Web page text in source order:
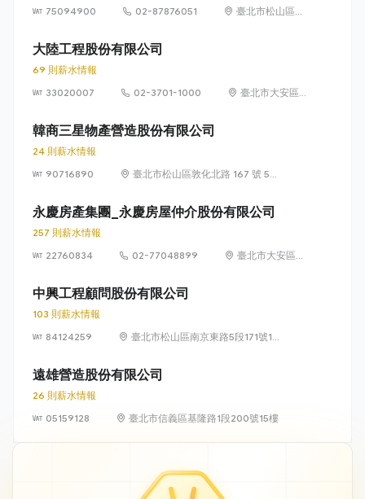
75094900
02-87876051
臺北市松山區東
大陸工程股份有限公司
69 則薪水情報
33020007
02-3701-1000
臺北市大安區
韓商三星物產營造股份有限公司
24 則薪水情報
90716890
臺北市松山區敦化北路 167 號 5
永慶房產集團_永慶房屋仲介股份有限公司
257 則薪水情報
22760834
02-77048899
臺北市大安區敦
中興工程顧問股份有限公司
103 則薪水情報
84124259
臺北市松山區南京東路5段171號14
遠雄營造股份有限公司
26 則薪水情報
05159128
臺北市信義區基隆路1段200號15樓